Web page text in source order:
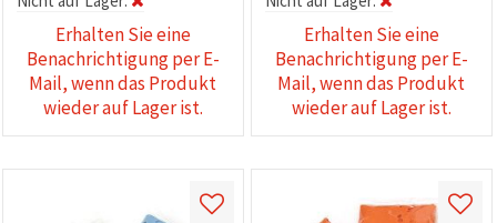
Erhalten Sie eine
Benachrichtigung per E-
Mail, wenn das Produkt
wieder auf Lager ist.
Erhalten Sie eine
Benachrichtigung per E-
Mail, wenn das Produkt
wieder auf Lager ist.